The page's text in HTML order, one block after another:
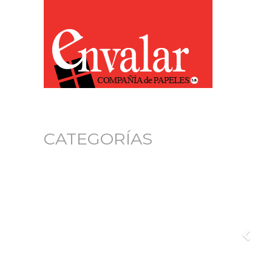
CATEGORÍAS